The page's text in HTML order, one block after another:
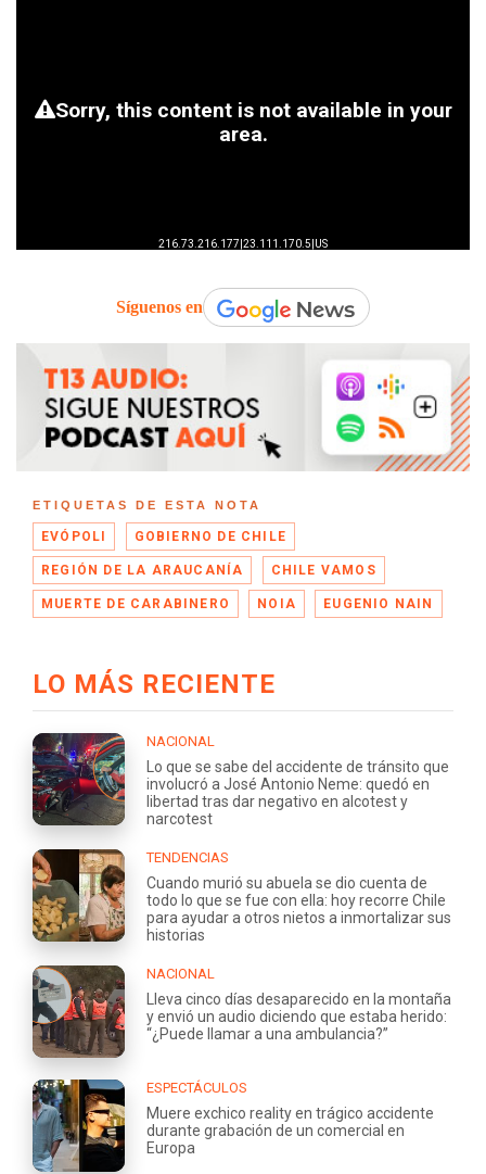
Síguenos en
ETIQUETAS DE ESTA NOTA
EVÓPOLI GOBIERNO DE CHILE
REGIÓN DE LA ARAUCANÍA CHILE VAMOS
MUERTE DE CARABINERO NOIA EUGENIO NAIN
LO MÁS RECIENTE
NACIONAL
Lo que se sabe del accidente de tránsito que
involucró a José Antonio Neme: quedó en
libertad tras dar negativo en alcotest y
narcotest
TENDENCIAS
Cuando murió su abuela se dio cuenta de
todo lo que se fue con ella: hoy recorre Chile
para ayudar a otros nietos a inmortalizar sus
historias
NACIONAL
Lleva cinco días desaparecido en la montaña
y envió un audio diciendo que estaba herido:
“¿Puede llamar a una ambulancia?”
ESPECTÁCULOS
Muere exchico reality en trágico accidente
durante grabación de un comercial en
Europa